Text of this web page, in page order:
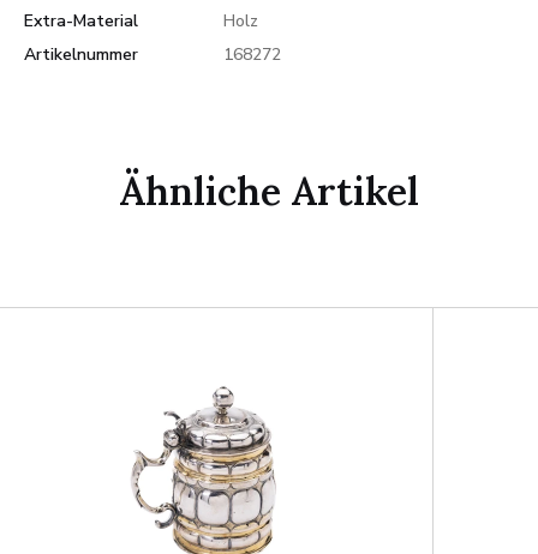
Extra-Material
Holz
Artikelnummer
168272
Ähnliche Artikel